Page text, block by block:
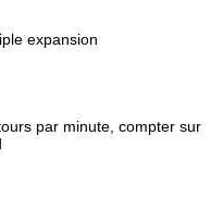
expansion
par minute, compter sur